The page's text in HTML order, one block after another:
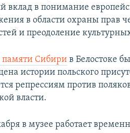
вклад в понимание
в области охраны прав
и преодоление
Сибири в Белостоке
истории польского
репрессиям против
власти.
в музее работает